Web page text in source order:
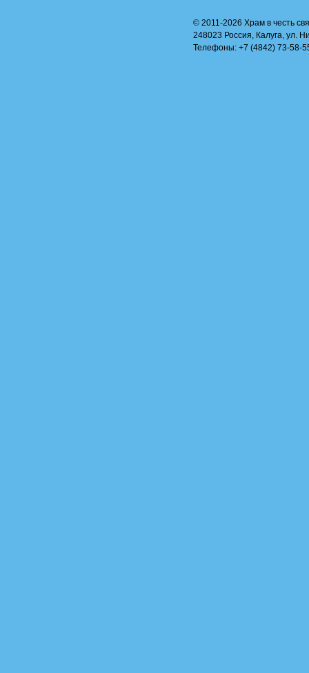
© 2011-2026 Храм в честь
248023 Россия, Калуга, ул.
Телефоны: +7 (4842) 73-58-